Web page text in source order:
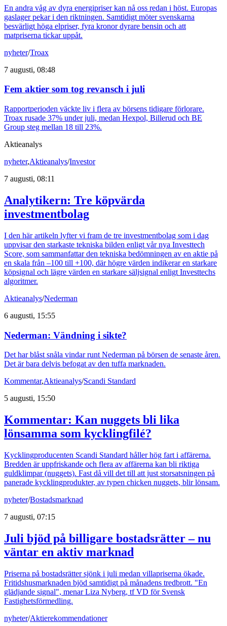
En andra våg av dyra energipriser kan nå oss redan i höst. Europas
gaslager pekar i den riktningen. Samtidigt möter svenskarna
besvärligt höga elpriser, fyra kronor dyrare bensin och att
matpriserna tickar uppåt.
nyheter/Troax
7 augusti, 08:48
Fem aktier som tog revansch i juli
Rapportperioden väckte liv i flera av börsens tidigare förlorare.
Troax rusade 37% under juli, medan Hexpol, Billerud och BE
Group steg mellan 18 till 23%.
Aktieanalys
nyheter,Aktieanalys/Investor
7 augusti, 08:11
Analytikern: Tre köpvärda
investmentbolag
I den här artikeln lyfter vi fram de tre investmentbolag som i dag
uppvisar den starkaste tekniska bilden enligt vår nya Investtech
Score, som sammanfattar den tekniska bedömningen av en aktie på
en skala från –100 till +100, där högre värden indikerar en starkare
köpsignal och lägre värden en starkare säljsignal enligt Investtechs
algoritmer.
Aktieanalys/Nederman
6 augusti, 15:55
Nederman: Vändning i sikte?
Det har blåst snåla vindar runt Nederman på börsen de senaste åren.
Det är bara delvis befogat av den tuffa marknaden.
Kommentar,Aktieanalys/Scandi Standard
5 augusti, 15:50
Kommentar: Kan nuggets bli lika
lönsamma som kycklingfilé?
Kycklingproducenten Scandi Standard håller hög fart i affärerna.
Bredden är uppfriskande och flera av affärerna kan bli riktiga
guldklimpar (nuggets). Fast då vill det till att just storsatsningen på
panerade kycklingprodukter, av typen chicken nuggets, blir lönsam.
nyheter/Bostadsmarknad
7 augusti, 07:15
Juli bjöd på billigare bostadsrätter – nu
väntar en aktiv marknad
Priserna på bostadsrätter sjönk i juli medan villapriserna ökade.
Fritidshusmarknaden bjöd samtidigt på månadens tredbrott. "En
glädjande signal", menar Liza Nyberg, tf VD för Svensk
Fastighetsförmedling.
nyheter/Aktierekommendationer